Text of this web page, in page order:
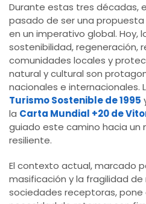
Durante estas tres décadas,
pasado de ser una
en un imperativo global. Hoy,
sostenibilidad, regeneración,
comunidades locales y
natural y cultural son
nacionales e internacionales.
Turismo Sostenible de 1995
la Carta Mundial +20 de
guiado este camino hacia un
resiliente.
El contexto actual, marcado
masificación y la fragilidad
sociedades receptoras,